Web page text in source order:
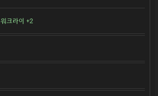
워크라이 +2